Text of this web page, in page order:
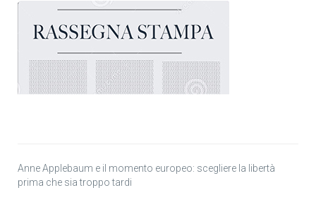
Anne Applebaum e il momento europeo: scegliere la libertà
prima che sia troppo tardi